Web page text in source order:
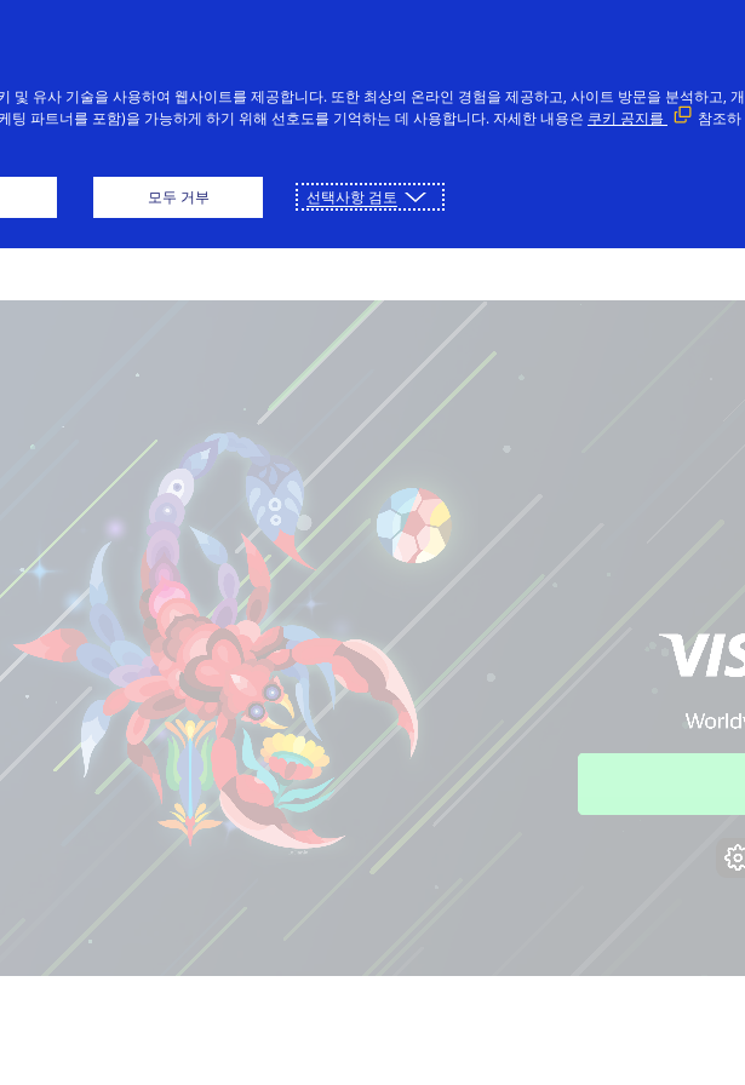
및 유사 기술을 사용하여 웹사이트를 제공합니다. 또한 최상의 온라인 경험을 제공하고, 사이트 방문을 분석하고, 개
팅 파트너를 포함)을 가능하게 하기 위해 선호도를 기억하는 데 사용합니다. 자세한 내용은 쿠키 공지를
참조하
모두 거부 선택사항 검토